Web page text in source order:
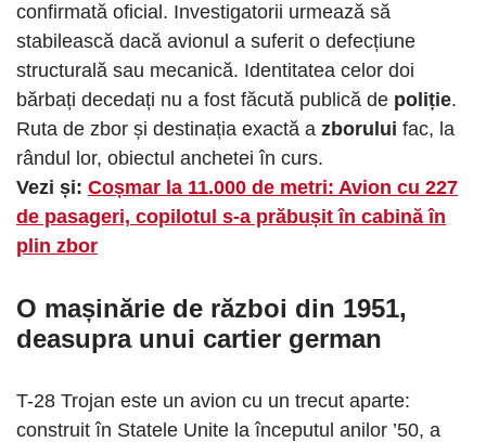
confirmată oficial. Investigatorii urmează să
stabilească dacă avionul a suferit o defecțiune
structurală sau mecanică. Identitatea celor doi
bărbați decedați nu a fost făcută publică de poliție.
Ruta de zbor și destinația exactă a zborului fac, la
rândul lor, obiectul anchetei în curs.
Vezi și: Coșmar la 11.000 de metri: Avion cu 227
de pasageri, copilotul s-a prăbușit în cabină în
plin zbor
O mașinărie de război din 1951,
deasupra unui cartier german
T-28 Trojan este un avion cu un trecut aparte:
construit în Statele Unite la începutul anilor ’50, a